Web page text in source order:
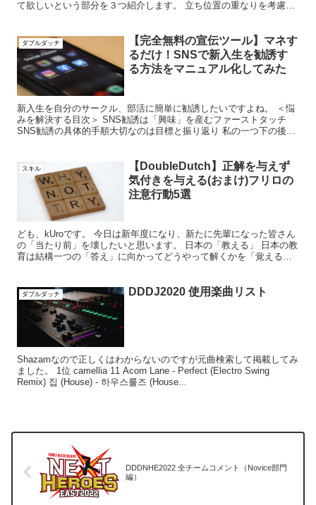
て欲しいという部分を３つ紹介します。 立ち位置の重なりを考慮す
ダブルダッチ
【完全無料の宣伝ツール】マネす
るだけ！SNSで新入生を勧誘す
る方法をマニュアル化してみた
新入生を自分のサークル、部活に簡単に勧誘したいですよね。 ＜悩
みを解決する目次＞ SNS勧誘は「興味」を産むファーストタッチ
SNS勧誘の具体的手順大切なのは目標と振り返り 私の一つ下の後輩
スキル
【DoubleDutch】正解を与えず
気付きを与える(おまけ)フリロの
注意行動5選
ども、kUroです。 今日は新年度になり、新たに先輩になった皆さん
の「当たり前」を壊したいと思います。 日本の「教える」 日本の教
育は結構一つの「答え」に向かってどうやって解くかを「覚える」
ダブルダッチ DDDJ2020 使用楽曲リスト
Shazamなので正しくはわからないのですが元曲検索して掲載してみ
ました。 1位 camellia 11 Acorn Lane - Perfect (Electro Swing
Remix) 집 (House) - 하우스룰즈 (House...
DDDNHE2022 全チームコメント（Novice部門
編）